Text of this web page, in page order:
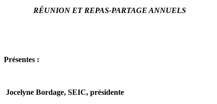
RÉUNION ET REPAS-PARTAGE ANNUELS
Présentes :
Jocelyne Bordage, SEIC, présidente